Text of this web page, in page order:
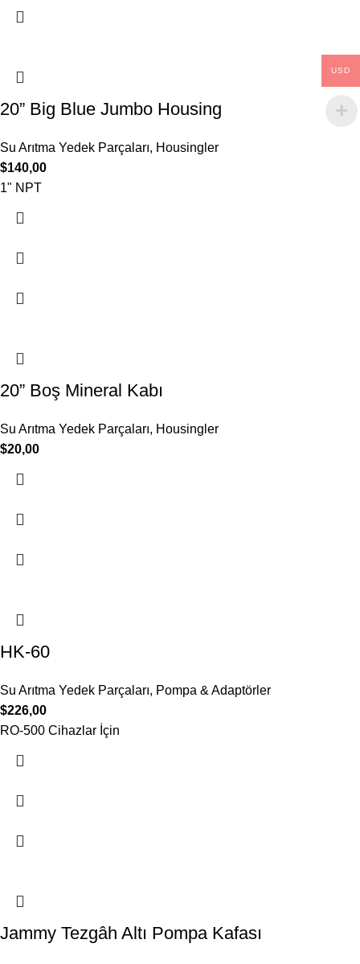
20” Big Blue Jumbo Housing
Su Arıtma Yedek Parçaları, Housingler
$140,00
1" NPT
20” Boş Mineral Kabı
Su Arıtma Yedek Parçaları, Housingler
$20,00
HK-60
Su Arıtma Yedek Parçaları, Pompa & Adaptörler
$226,00
RO-500 Cihazlar İçin
Jammy Tezgâh Altı Pompa Kafası
USD